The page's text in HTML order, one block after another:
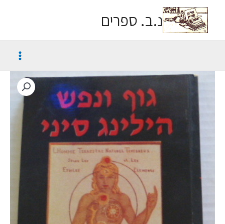
נ.ב. ספרים